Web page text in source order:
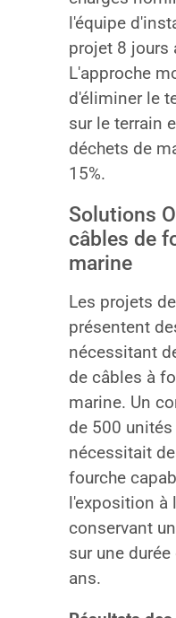
l'équipe
projet 8 jours
L'approche
d'éliminer le
sur le terrain
déchets de
15%.
Solutions
câbles de
marine
Les projets
présentent
nécessitant
de câbles à
marine. Un
de 500
nécessitait
fourche
l'exposition à
conservant
sur une
ans.